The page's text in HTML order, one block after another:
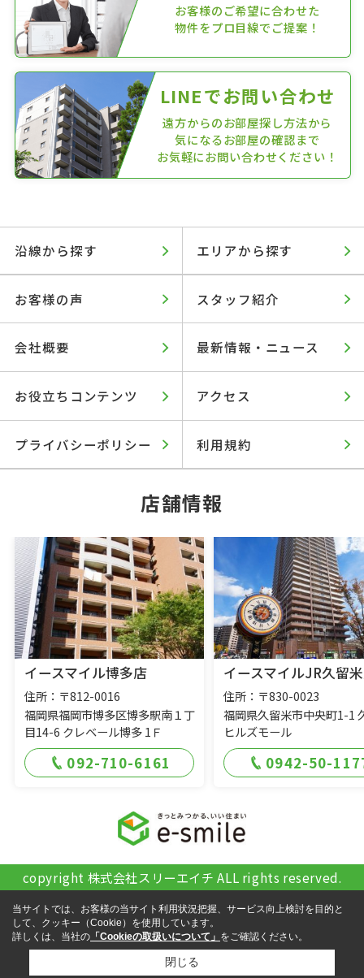
お客様のご希望に合わせた
物件をプロ目線でご提案！
LINEでお問い合わせ
遠方からのお部屋探し方法から
気になるお部屋の確認まで
お気軽にお問い合わせください！
沿線から探す エリアから探す
お客様の声 スタッフ紹介
会社概要 最新情報・ニュース
お役立ちコンテンツ アクセス
プライバシーポリシー 利用規約
店舗情報
イースマイル博多店
住所：〒812-0016
福岡県福岡市博多区博多駅南１丁
目14-6 クレベール博多 1Ｆ
092-710-6161
イースマイルJR久留
住所：〒830-0023
福岡県久留米市中央町1-1
ヒルズモール
0942-50-
copyright 株式会社スリーエイチ ALL rights reserved.
当サイトでは、お客様の当サイト利用状況把握、サービス向上検討を目的と
して、クッキー（Cookie）を使用しています。
詳しくは、当社の 「Cookieの取扱いについて」 をご確認ください。
閉じる